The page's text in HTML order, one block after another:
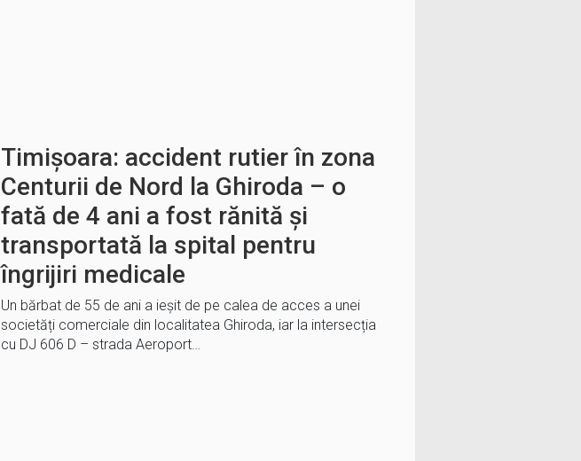
Timișoara: accident rutier în zona
Centurii de Nord la Ghiroda – o
fată de 4 ani a fost rănită și
transportată la spital pentru
îngrijiri medicale
Un bărbat de 55 de ani a ieșit de pe calea de acces a unei
societăți comerciale din localitatea Ghiroda, iar la intersecția
cu DJ 606 D – strada Aeroport…